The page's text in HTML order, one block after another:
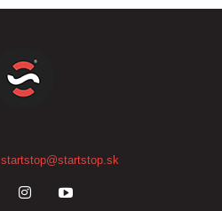
startstop@startstop.sk